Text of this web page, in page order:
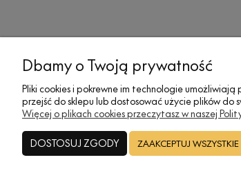
MOJE KONTO
Twoje zamówienia
Ustawienia konta
Formy płatności
X
Dbamy o Twoją prywatność
Pliki cookies i pokrewne im technologie
przejść do sklepu lub dostosować użycie plików
Więcej o plikach cookies przeczytasz w naszej
DOSTOSUJ ZGODY ZAAKCEPTUJ WSZYSTKIE